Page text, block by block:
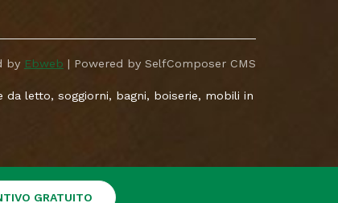
GRATUITO
by Ebweb | Powered by SelfComposer CMS
da letto, soggiorni, bagni, boiserie, mobili in